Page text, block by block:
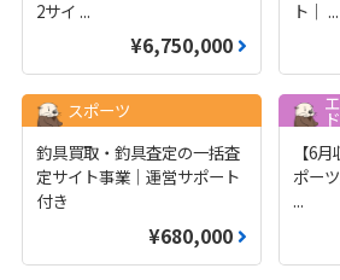
2サイ ...
¥6,750,000
ト｜ ...
スポーツ
釣具買取・釣具査定の一括査
定サイト事業｜運営サポート
付き
¥680,000
ド
【6
ポー
...